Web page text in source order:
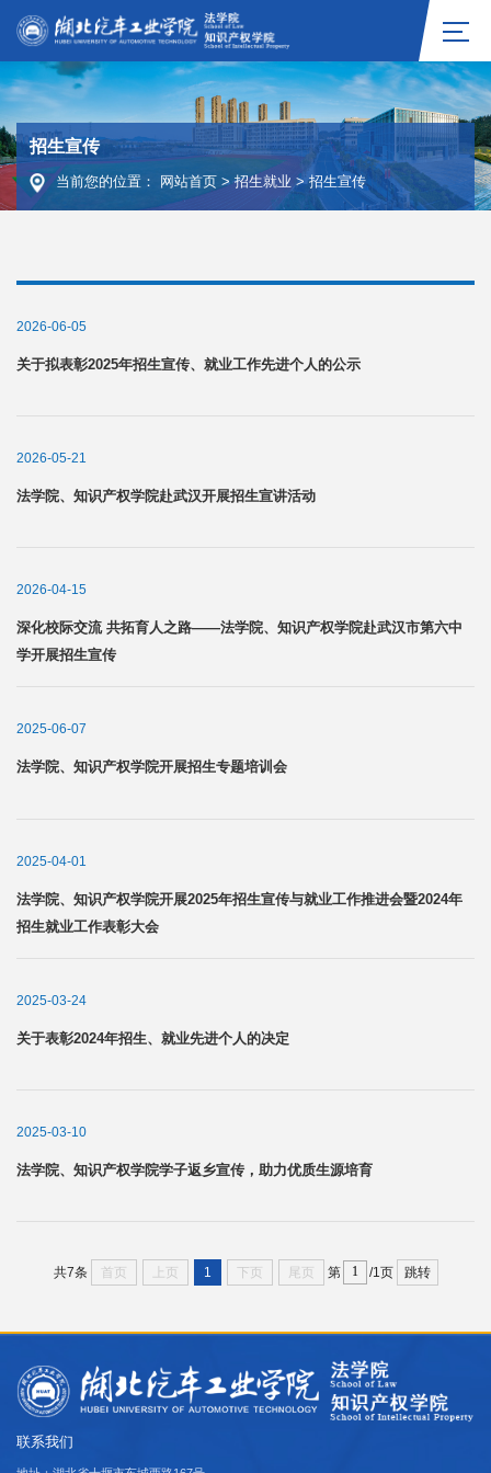
招生宣传
当前您的位置： 网站首页 >招生就业 >招生宣传
2026-06-05
关于拟表彰2025年招生宣传、就业工作先进个人的公示
2026-05-21
法学院、知识产权学院赴武汉开展招生宣讲活动
2026-04-15
深化校际交流 共拓育人之路——法学院、知识产权学院赴武汉市第六中
学开展招生宣传
2025-06-07
法学院、知识产权学院开展招生专题培训会
2025-04-01
法学院、知识产权学院开展2025年招生宣传与就业工作推进会暨2024年
招生就业工作表彰大会
2025-03-24
关于表彰2024年招生、就业先进个人的决定
2025-03-10
法学院、知识产权学院学子返乡宣传，助力优质生源培育
共7条 首页 上页 1 下页 尾页 第 /1页 跳转
联系我们